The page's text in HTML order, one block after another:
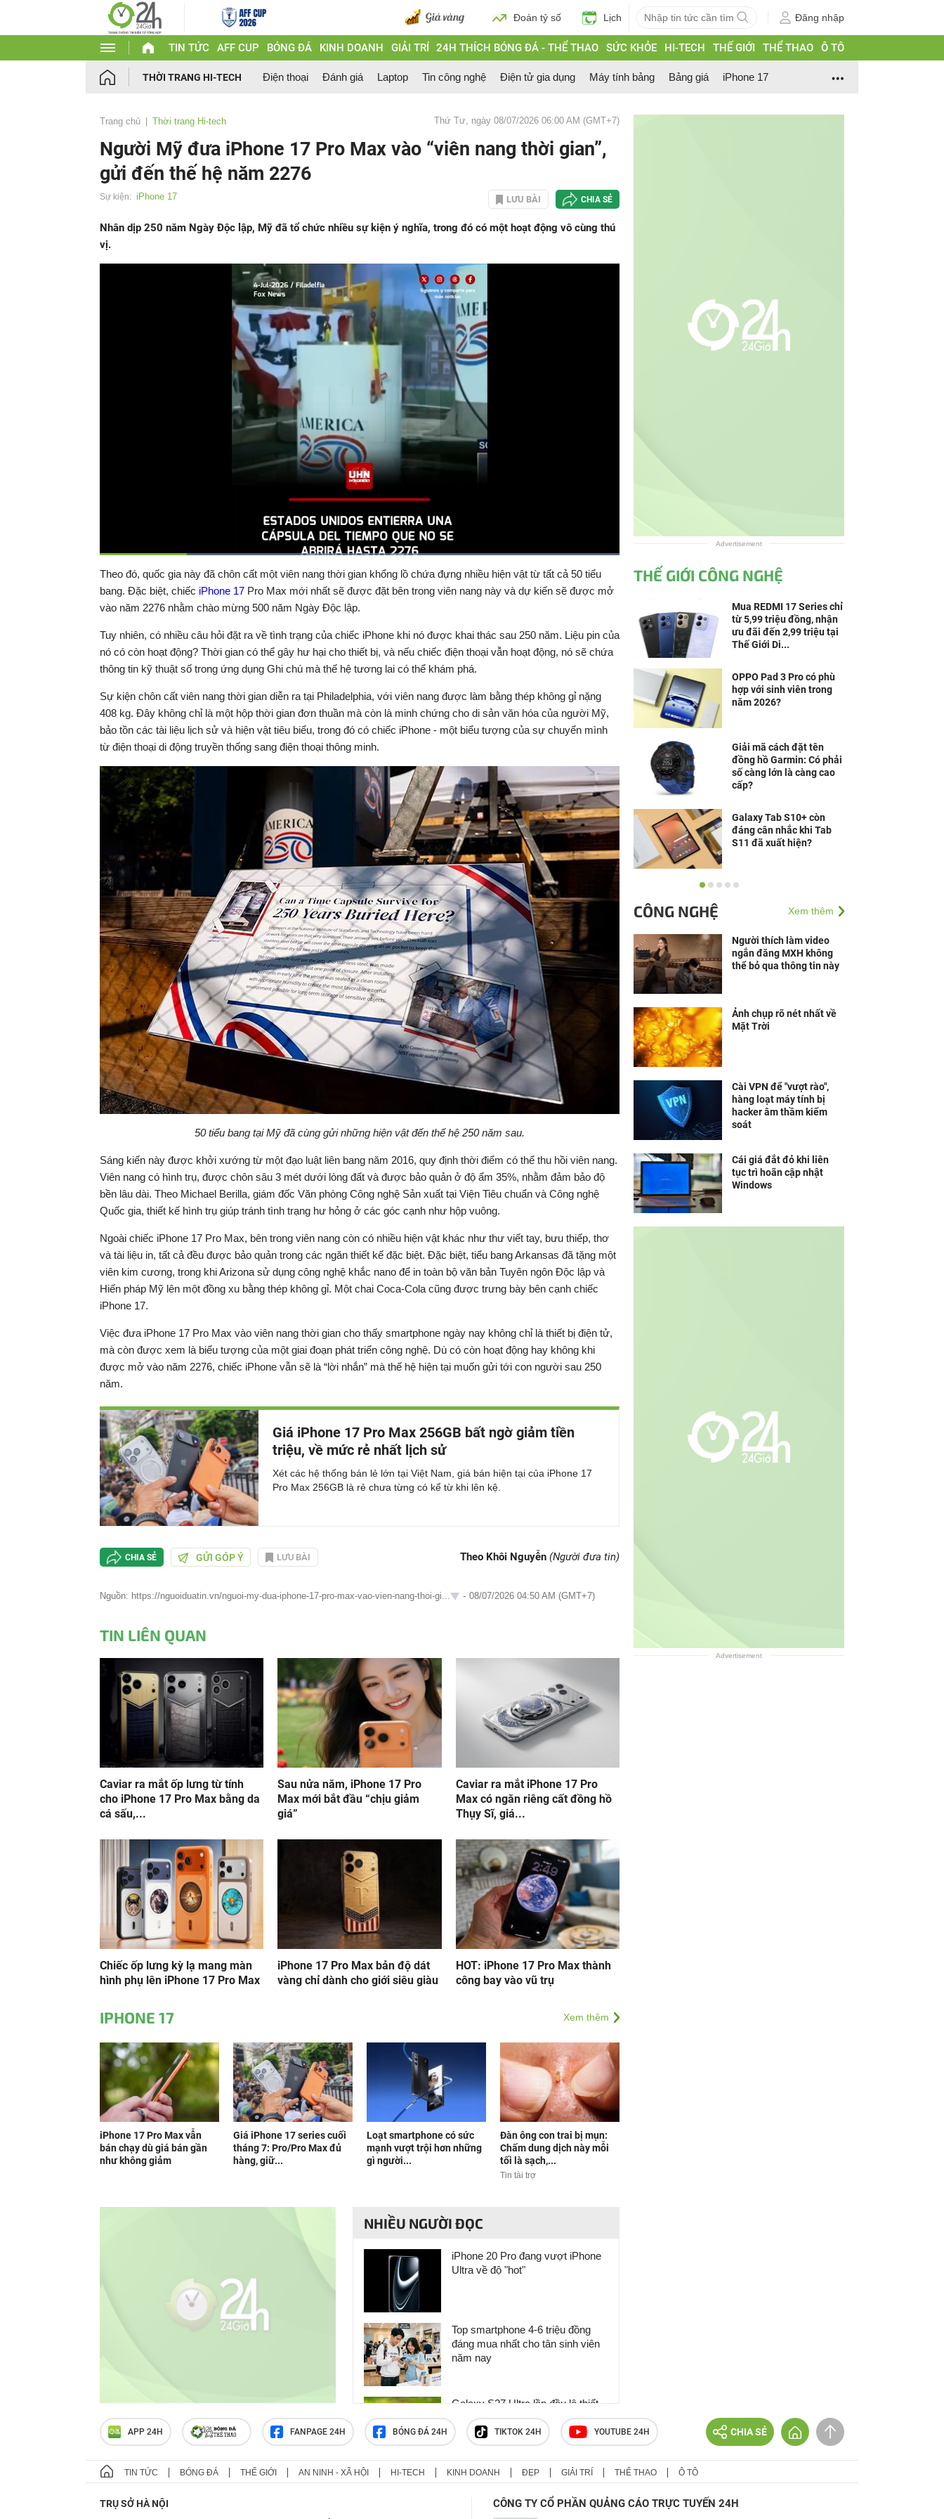
Đoán tỷ số Lịch Đăng nhập
TIN TỨC AFF CUP BÓNG ĐÁ KINH DOANH GIẢI TRÍ 24H THÍCH BÓNG ĐÁ - THỂ THAO SỨC KHỎE HI-TECH THẾ GIỚI THỂ THAO Ô TÔ
THỜI TRANG HI-TECH Điện thoại Đánh giá Laptop Tin công nghệ Điện tử gia dụng Máy tính bảng Bảng giá iPhone 17
Trang chủ Thời trang Hi-tech Thứ Tư, ngày 08/07/2026 06:00 AM (GMT+7)
Người Mỹ đưa iPhone 17 Pro Max vào “viên nang thời gian”,
gửi đến thế hệ năm 2276
Sự kiện: iPhone 17 LƯU BÀI CHIA SẺ
Nhân dịp 250 năm Ngày Độc lập, Mỹ đã tổ chức nhiều sự kiện ý nghĩa, trong đó có một hoạt động vô cùng thú
vị.
Backward
Tạm
dừng
Forward
Thời
hiện
tại
0:07 Duration
0:40
Đã
:
100.00%
màn
hình
Bật
âm
thanh
Backward
Theo đó, quốc gia này đã chôn cất một viên nang thời gian khổng lồ chứa đựng nhiều hiện vật từ tất cả 50 tiểu
bang. Đặc biệt, chiếc iPhone 17 Pro Max mới nhất sẽ được đặt bên trong viên nang này và dự kiến sẽ được mở
vào năm 2276 nhằm chào mừng 500 năm Ngày Độc lập.
Tuy nhiên, có nhiều câu hỏi đặt ra về tình trạng của chiếc iPhone khi nó được khai thác sau 250 năm. Liệu pin của
nó có còn hoạt động? Thời gian có thể gây hư hại cho thiết bị, và nếu chiếc điện thoại vẫn hoạt động, nó sẽ chứa
thông tin kỹ thuật số trong ứng dụng Ghi chú mà thế hệ tương lai có thể khám phá.
Sự kiện chôn cất viên nang thời gian diễn ra tại Philadelphia, với viên nang được làm bằng thép không gỉ nặng
408 kg. Đây không chỉ là một hộp thời gian đơn thuần mà còn là minh chứng cho di sản văn hóa của người Mỹ,
bảo tồn các tài liệu lịch sử và hiện vật tiêu biểu, trong đó có chiếc iPhone - một biểu tượng của sự chuyển mình
từ điện thoại di động truyền thống sang điện thoại thông minh.
50 tiểu bang tại Mỹ đã cùng gửi những hiện vật đến thế hệ 250 năm sau.
Sáng kiến này được khởi xướng từ một đạo luật liên bang năm 2016, quy định thời điểm có thể thu hồi viên nang.
Viên nang có hình trụ, được chôn sâu 3 mét dưới lòng đất và được bảo quản ở độ ẩm 35%, nhằm đảm bảo độ
bền lâu dài. Theo Michael Berilla, giám đốc Văn phòng Công nghệ Sản xuất tại Viện Tiêu chuẩn và Công nghệ
Quốc gia, thiết kế hình trụ giúp tránh tình trạng hư hỏng ở các góc cạnh như hộp vuông.
Ngoài chiếc iPhone 17 Pro Max, bên trong viên nang còn có nhiều hiện vật khác như thư viết tay, bưu thiếp, thơ
và tài liệu in, tất cả đều được bảo quản trong các ngăn thiết kế đặc biệt. Đặc biệt, tiểu bang Arkansas đã tặng một
viên kim cương, trong khi Arizona sử dụng công nghệ khắc nano để in toàn bộ văn bản Tuyên ngôn Độc lập và
Hiến pháp Mỹ lên một đồng xu bằng thép không gỉ. Một chai Coca-Cola cũng được trưng bày bên cạnh chiếc
iPhone 17.
Việc đưa iPhone 17 Pro Max vào viên nang thời gian cho thấy smartphone ngày nay không chỉ là thiết bị điện tử,
mà còn được xem là biểu tượng của một giai đoạn phát triển công nghệ. Dù có còn hoạt động hay không khi
được mở vào năm 2276, chiếc iPhone vẫn sẽ là “lời nhắn” mà thế hệ hiện tại muốn gửi tới con người sau 250
năm.
Giá iPhone 17 Pro Max 256GB bất ngờ giảm tiền
triệu, về mức rẻ nhất lịch sử
Xét các hệ thống bán lẻ lớn tại Việt Nam, giá bán hiện tại của iPhone 17
Pro Max 256GB là rẻ chưa từng có kể từ khi lên kệ.
CHIA SẺ GỬI GÓP Ý LƯU BÀI Theo Khôi Nguyễn (Người đưa tin)
Nguồn: https://nguoiduatin.vn/nguoi-my-dua-iphone-17-pro-max-vao-vien-nang-thoi-gi... - 08/07/2026 04:50 AM (GMT+7)
TIN LIÊN QUAN
Caviar ra mắt ốp lưng từ tính
cho iPhone 17 Pro Max bằng da
cá sấu,...
Sau nửa năm, iPhone 17 Pro
Max mới bắt đầu “chịu giảm
giá”
Caviar ra mắt iPhone 17 Pro
Max có ngăn riêng cất đồng hồ
Thụy Sĩ, giá...
Chiếc ốp lưng kỳ lạ mang màn
hình phụ lên iPhone 17 Pro Max
iPhone 17 Pro Max bản độ dát
vàng chỉ dành cho giới siêu giàu
HOT: iPhone 17 Pro Max thành
công bay vào vũ trụ
IPHONE 17 Xem thêm
iPhone 17 Pro Max vẫn
bán chạy dù giá bán gần
như không giảm
Giá iPhone 17 series cuối
tháng 7: Pro/Pro Max đủ
hàng, giữ...
Loạt smartphone có sức
mạnh vượt trội hơn những
gì người...
Đàn ông con trai bị mụn:
Chấm dung dịch này mỗi
tối là sạch,...
Tin tài trợ
NHIỀU NGƯỜI ĐỌC
iPhone 20 Pro đang vượt iPhone
Ultra về độ "hot"
Top smartphone 4-6 triệu đồng
đáng mua nhất cho tân sinh viên
năm nay
Galaxy S27 Ultra lần đầu lộ thiết
kế mới lạ
Điểm trừ cực lớn của iPhone
Advertisement
THẾ GIỚI CÔNG NGHỆ
Mua REDMI 17 Series chỉ
từ 5,99 triệu đồng, nhận
ưu đãi đến 2,99 triệu tại
Thế Giới Di...
OPPO Pad 3 Pro có phù
hợp với sinh viên trong
năm 2026?
Giải mã cách đặt tên
đồng hồ Garmin: Có phải
số càng lớn là càng cao
cấp?
Galaxy Tab S10+ còn
đáng cân nhắc khi Tab
S11 đã xuất hiện?
Laptop Windows cạnh
vẫn có lý do riêng để giữ
CÔNG NGHỆ Xem thêm
Người thích làm video
ngắn đăng MXH không
thể bỏ qua thông tin này
Ảnh chụp rõ nét nhất về
Mặt Trời
Cài VPN để "vượt rào",
hàng loạt máy tính bị
hacker âm thầm kiểm
soát
Cái giá đắt đỏ khi liên
tục trì hoãn cập nhật
Windows
Advertisement
APP 24H FANPAGE 24H BÓNG ĐÁ 24H TIKTOK 24H YOUTUBE 24H CHIA SẺ
TIN TỨC BÓNG ĐÁ THẾ GIỚI AN NINH - XÃ HỘI HI-TECH KINH DOANH ĐẸP GIẢI TRÍ THỂ THAO Ô TÔ
TRỤ SỞ HÀ NỘI CÔNG TY CỔ PHẦN QUẢNG CÁO TRỰC TUYẾN 24H